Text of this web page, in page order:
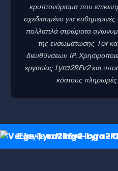
κρυπτονόμισμα που
σχεδιασμένο για
πολλαπλά στρώματα
της ενσωμάτωσης Tor
διευθύνσεων IP.
εργασίας Lyra2REv2 και
κόστους
Έλεγξε το Verge-